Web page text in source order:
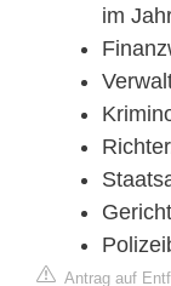
im
Antrag auf